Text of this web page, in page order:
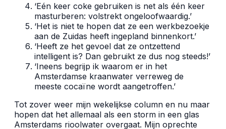
‘Eén keer coke gebruiken is net als één keer
masturberen: volstrekt ongeloofwaardig.’
‘Het is niet te hopen dat ze een werkbezoekje
aan de Zuidas heeft ingepland binnenkort.’
‘Heeft ze het gevoel dat ze ontzettend
intelligent is? Dan gebruikt ze dus nog steeds!’
‘Ineens begrijp ik waarom er in het
Amsterdamse kraanwater verreweg de
meeste cocaïne wordt aangetroffen.’
Tot zover weer mijn wekelijkse column en nu maar
hopen dat het allemaal als een storm in een glas
Amsterdams rioolwater overgaat. Mijn oprechte